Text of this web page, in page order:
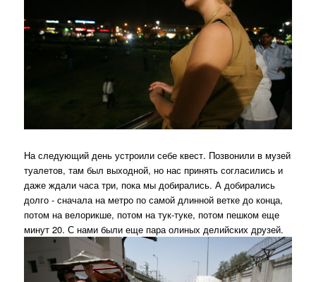
На следующий день устроили себе квест. Позвонили в музей
туалетов, там был выходной, но нас принять согласились и
даже ждали часа три, пока мы добирались. А добирались
долго - сначала на метро по самой длинной ветке до конца,
потом на велорикше, потом на тук-туке, потом пешком еще
минут 20. С нами были еще пара олиных делийских друзей.